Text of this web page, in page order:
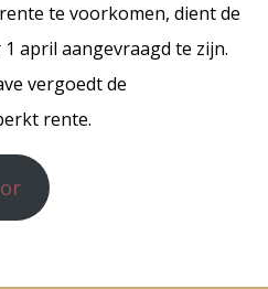
te voorkomen, dient de
april aangevraagd te zijn.
vergoedt de
rente.